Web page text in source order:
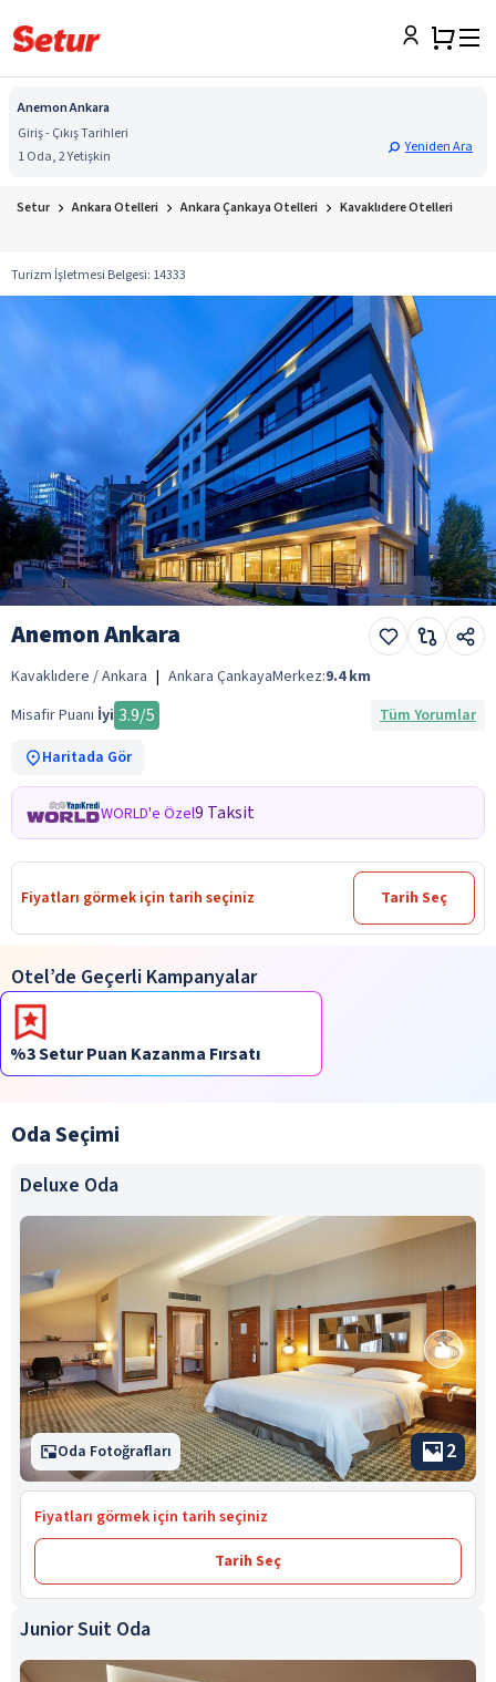
Anemon Ankara
Giriş - Çıkış Tarihleri
1 Oda, 2 Yetişkin
Yeniden Ara
Setur Ankara Otelleri Ankara Çankaya Otelleri Kavaklıdere Otelleri
Turizm İşletmesi Belgesi: 14333
Anemon Ankara
Kavaklıdere / Ankara | Ankara ÇankayaMerkez:9.4 km
Misafir Puanı İyi 3.9/5
Tüm Yorumlar
Haritada Gör
WORLD'e Özel9 Taksit
Fiyatları görmek için tarih seçiniz Tarih Seç
Otel’de Geçerli Kampanyalar
%3 Setur Puan Kazanma Fırsatı
Oda Seçimi
Deluxe Oda
Oda Fotoğrafları 2
Fiyatları görmek için tarih seçiniz
Tarih Seç
Junior Suit Oda